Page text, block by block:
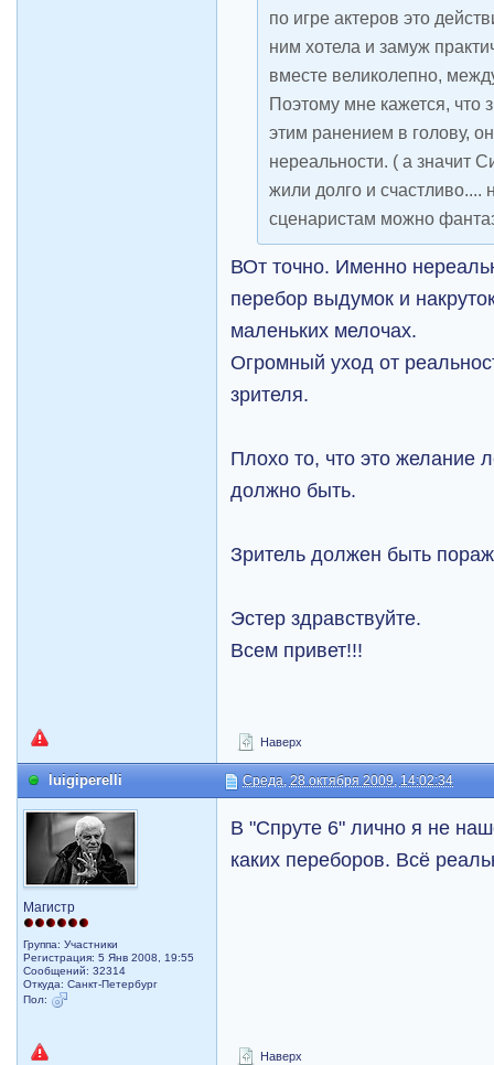
по игре актеров это
ним хотела и замуж
вместе великолепно,
Поэтому мне кажется, что
этим ранением в голову,
нереальности. ( а значит
жили долго и счастливо....
сценаристам можно
ВОт точно. Именно
перебор выдумок и
маленьких мелочах.
Огромный уход от
зрителя.
Плохо то, что это желание
должно быть.
Зритель должен быть
Эстер здравствуйте.
Всем привет!!!
Наверх
luigiperelli Среда, 28 октября 2009, 14:02:34
Магистр
Группа: Участники
Регистрация: 5 Янв 2008, 19:55
Сообщений: 32314
Откуда: Санкт-Петербург
Пол:
В "Спруте 6" лично я не
каких переборов. Всё
Наверх